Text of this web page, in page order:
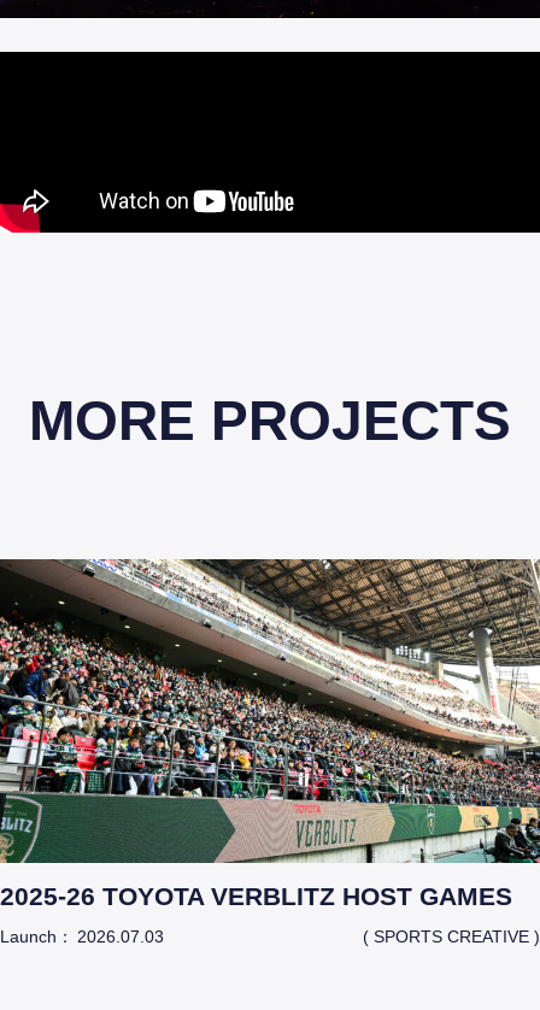
MORE PROJECTS
2025-26 TOYOTA VERBLITZ HOST GAMES
Launch： 2026.07.03 ( SPORTS CREATIVE )